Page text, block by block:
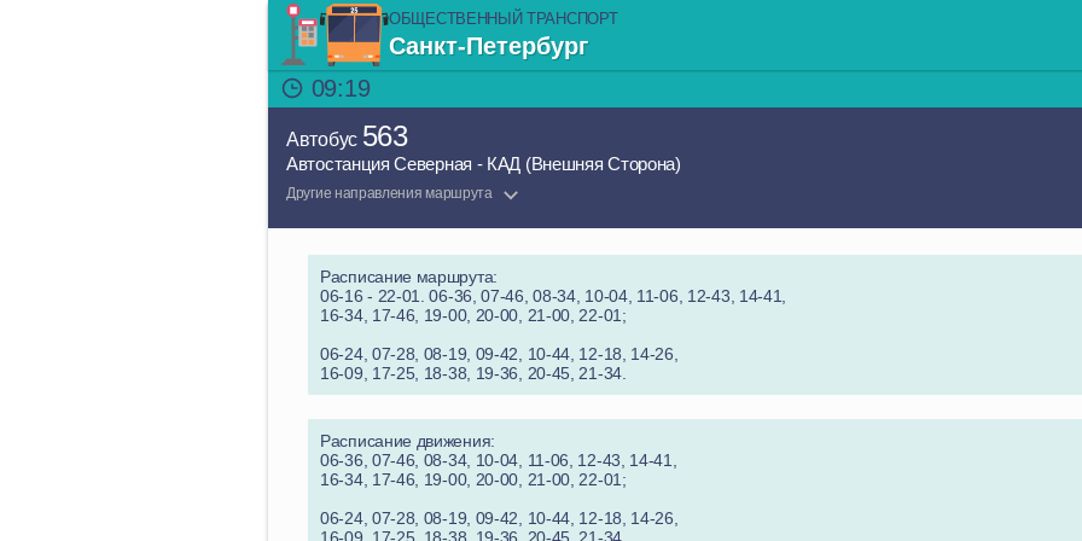
ОБЩЕСТВЕННЫЙ ТРАНСПОРТ
Санкт-Петербург
09:19
Автобус 563
Автостанция Северная - КАД (Внешняя Сторона)
Другие направления маршрута
Расписание маршрута:
06-16 - 22-01. 06-36, 07-46, 08-34, 10-04, 11-06, 12-43, 14-41,
16-34, 17-46, 19-00, 20-00, 21-00, 22-01;
06-24, 07-28, 08-19, 09-42, 10-44, 12-18, 14-26,
16-09, 17-25, 18-38, 19-36, 20-45, 21-34.
Расписание движения:
06-36, 07-46, 08-34, 10-04, 11-06, 12-43, 14-41,
16-34, 17-46, 19-00, 20-00, 21-00, 22-01;
06-24, 07-28, 08-19, 09-42, 10-44, 12-18, 14-26,
16-09, 17-25, 18-38, 19-36, 20-45, 21-34.